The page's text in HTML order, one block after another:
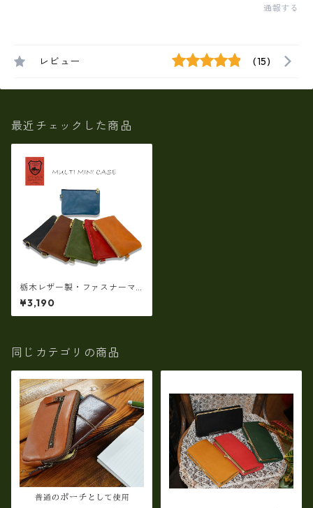
通報する
レビュー (15)
最近チェックした商品
栃木レザー製・ファスナーマ
ルチミニポーチ 日本製 ty-
RS014ZM
¥3,190
同じカテゴリの商品